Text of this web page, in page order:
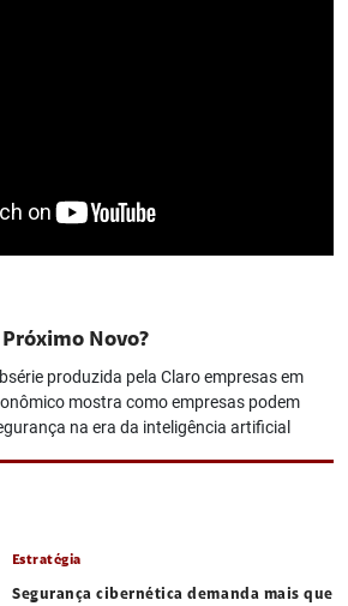
Novo?
produzida pela Claro empresas em
mostra como empresas podem
na era da inteligência artificial
Estratégia
Segurança cibernética demanda mais que